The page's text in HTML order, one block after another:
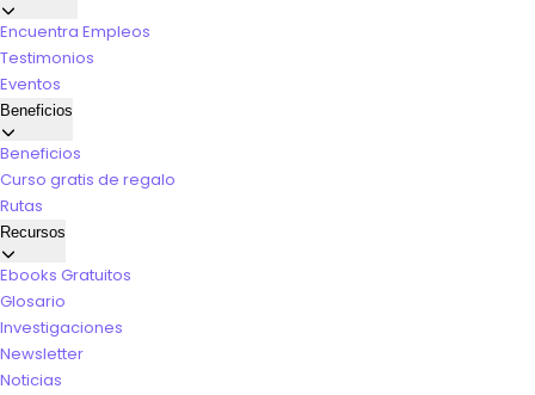
Encuentra Empleos
Testimonios
Eventos
Beneficios
Beneficios
Curso gratis de regalo
Rutas
Recursos
Ebooks Gratuitos
Glosario
Investigaciones
Newsletter
Noticias